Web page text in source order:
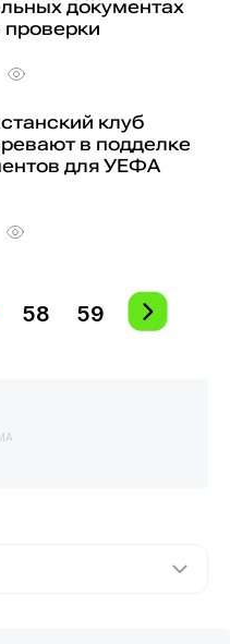
документах
проверки
клуб
в подделке
для УЕФА
58 59